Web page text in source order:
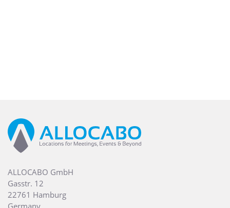
ALLOCABO GmbH
Gasstr. 12
22761 Hamburg